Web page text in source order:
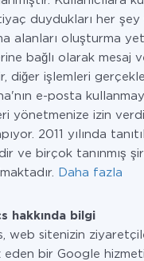
duydukları her şey
alanları oluşturma
bağlı olarak mesaj
diğer işlemleri
e-posta
yönetmenize izin
2011 yılında
ve birçok tanınmış
Daha fazla
hakkında bilgi
web sitenizin
eden bir Google